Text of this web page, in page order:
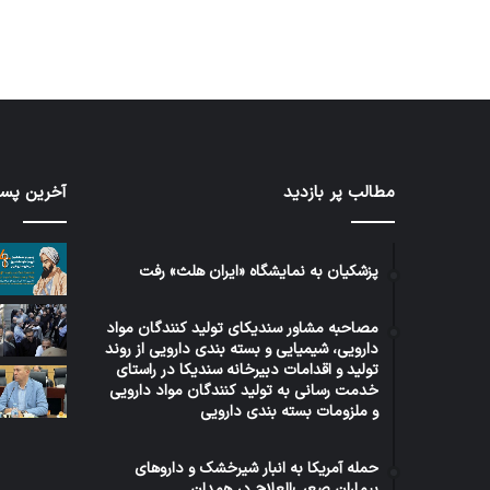
مطالب پر بازدید
پزشکیان به نمایشگاه «ایران هلث» رفت
مصاحبه مشاور سندیکای تولید کنندگان مواد
دارویی، شیمیایی و بسته بندی دارویی از روند
تولید و اقدامات دبیرخانه سندیکا در راستای
خدمت رسانی به تولید کنندگان مواد دارویی
و ملزومات بسته بندی دارویی
حمله آمریکا به انبار شیرخشک و داروهای
آخرین
برنامه
دولت
عراق
حوزه
سلامت
1 هفته پیش
برنامه ۵ ساله دولت عراق در حوزه
سلامت
دکتر
مدیر
سابق
روابط
وزارت
5 روز پیش